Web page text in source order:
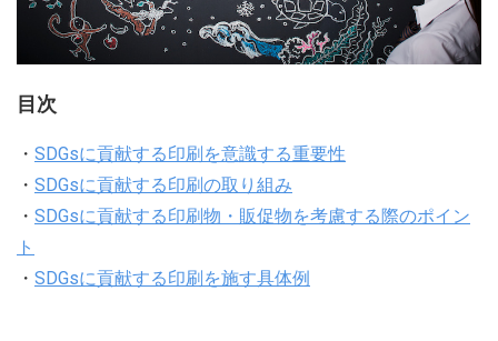
目次
・ SDGsに貢献する印刷を意識する重要性
・ SDGsに貢献する印刷の取り組み
・ SDGsに貢献する印刷物・販促物を考慮する際のポイン
ト
・ SDGsに貢献する印刷を施す具体例